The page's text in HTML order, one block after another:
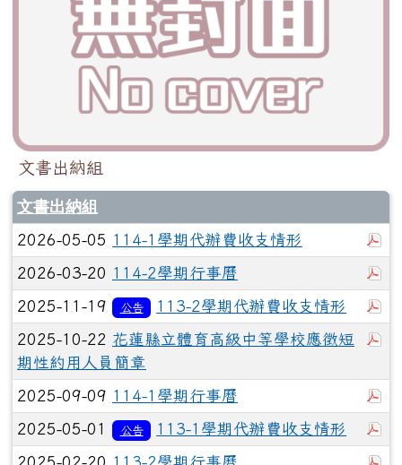
文書出納組
文書出納組
2026-05-05 114-1學期代辦費收支情形
2026-03-20 114-2學期行事曆
2025-11-19 公告 113-2學期代辦費收支情形
2025-10-22 花蓮縣立體育高級中等學校應徵短
期性約用人員簡章
2025-09-09 114-1學期行事曆
2025-05-01 公告 113-1學期代辦費收支情形
2025-02-20 113-2學期行事曆